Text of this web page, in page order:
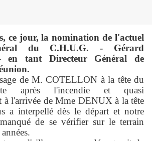
ce jour, la nomination de l'actuel
du C.H.U.G. - Gérard
en tant Directeur Général de
M. COTELLON à la tête du
après l'incendie et quasi
à l'arrivée de Mme DENUX à la tête
a interpellé dès le départ et notre
de se vérifier sur le terrain